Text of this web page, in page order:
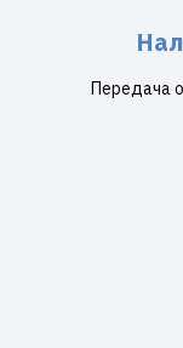
Передача